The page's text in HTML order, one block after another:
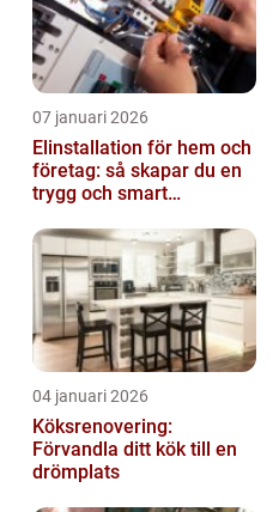
07 januari 2026
Elinstallation för hem och
företag: så skapar du en
trygg och smart
04 januari 2026
Köksrenovering:
Förvandla ditt kök till en
drömplats